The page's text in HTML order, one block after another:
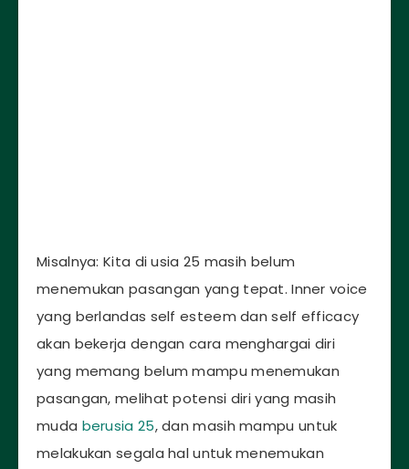
Misalnya: Kita di usia 25 masih belum
menemukan pasangan yang tepat. Inner voice
yang berlandas self esteem dan self efficacy
akan bekerja dengan cara menghargai diri
yang memang belum mampu menemukan
pasangan, melihat potensi diri yang masih
muda berusia 25, dan masih mampu untuk
melakukan segala hal untuk menemukan